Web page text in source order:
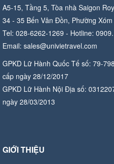
A5-15, Tầng 5, Tòa nhà Saigon
34 - 35 Bến Vân Đồn, Phường
Tel: 028-6262-1269 - Hotline:
Email: sales@univietravel.com
GPKD Lữ Hành Quốc Tế số: 79-
cấp ngày 28/12/2017
GPKD Lữ Hành Nội Địa số:
ngày 28/03/2013
GIỚI THIỆU